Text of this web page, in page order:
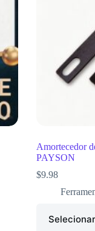
Amortecedor
PAYSON
$9.98